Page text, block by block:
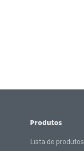
Produtos
Lista de produtos